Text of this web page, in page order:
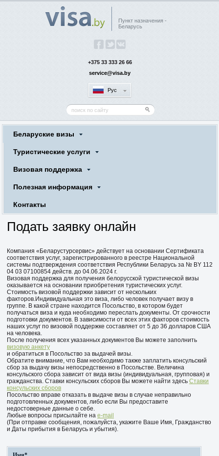
Пункт назначения -
Беларусь
+375 33 333 26 66
service@visa.by
Рус
Беларуские визы
Туристические услуги
Визовая поддержка
Полезная информация
Контакты
Подать заявку онлайн
Компания «Беларустурсервис» действует на основании Сертификата
соответствия услуг, зарегистрированного в реестре Национальной
системы подтверждения соответствия Республики Беларусь за № BY 112
04 03 07100854 действ. до 04.06.2024 г.
Визовая поддержка для получения белорусской туристической визы
оказывается на основании приобретения туристических услуг.
Стоимость визовой поддержки зависит от нескольких
факторов.Индивидуальная это виза, либо человек получает визу в
группе. В какой стране находится Посольство, в котором будет
получаться виза и куда необходимо переслать документы. От срочности
подготовки документов. В зависимости от всех этих факторов стоимость
наших услуг по визовой поддержке составляет от 5 до 36 долларов США
на человека.
После получения всех указанных документов Вы можете заполнить
визовую анкету
и обратиться в Посольство за выдачей визы.
Обратите внимание, что Вам необходимо также заплатить консульский
сбор за выдачу визы непосредственно в Посольстве. Величина
консульского сбора зависит от вида визы (индивидуальная, групповая) и
гражданства. Ставки консульских сборов Вы можете найти здесь Ставки
консульских сборов
Посольство вправе отказать в выдаче визы в случае неправильно
подготовленных документов, либо если Вы предоставите
недостоверные данные о себе.
Любые вопросы присылайте на e-mail
(При отправке сообщения, пожалуйста, укажите Ваше Имя, Гражданство
и Даты прибытия в Беларусь и убытия).